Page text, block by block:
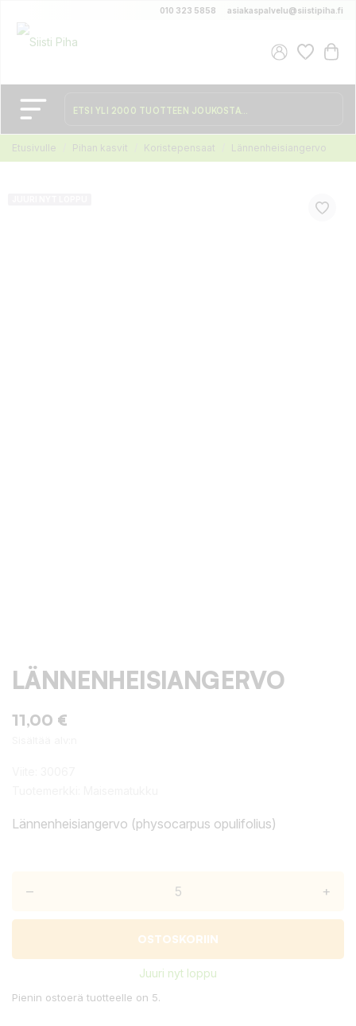
010 323 5858 asiakaspalvelu@siistipiha.fi
Etusivulle Pihan kasvit Koristepensaat Lännenheisiangervo
LÄNNENHEISIANGERVO
11,00 €
Lännenheisiangervo (physocarpus opulifolius)
– +
OSTOSKORIIN
Juuri nyt loppu
Pienin ostoerä tuotteelle on 5.